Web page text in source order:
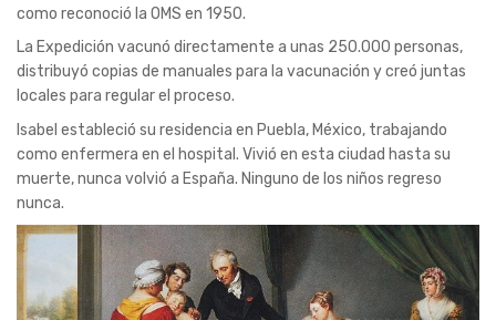
como reconoció la OMS en 1950.
La Expedición vacunó directamente a unas 250.000 personas,
distribuyó copias de manuales para la vacunación y creó juntas
locales para regular el proceso.
Isabel estableció su residencia en Puebla, México, trabajando
como enfermera en el hospital. Vivió en esta ciudad hasta su
muerte, nunca volvió a España. Ninguno de los niños regreso
nunca.